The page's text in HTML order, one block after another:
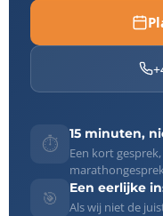
⏱️
15 minuten,
Een kort
🎯
Een eerlijke
Als wij niet de